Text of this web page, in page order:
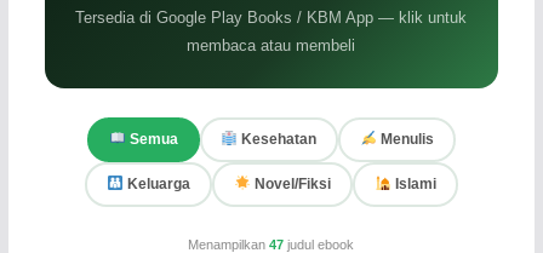
Tersedia di Google Play Books / KBM App — klik untuk
membaca atau membeli
Semua Kesehatan Menulis
Keluarga Novel/Fiksi Islami
Menampilkan47 judul ebook